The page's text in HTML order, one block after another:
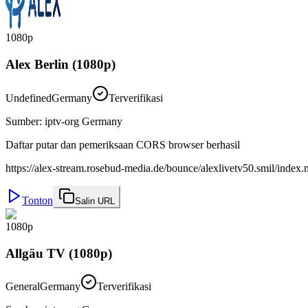
1080p
Alex Berlin (1080p)
UndefinedGermany
Terverifikasi
Sumber: iptv-org Germany
Daftar putar dan pemeriksaan CORS browser berhasil
https://alex-stream.rosebud-media.de/bounce/alexlivetv50.smil/
Tonton Salin URL
1080p
Allgäu TV (1080p)
GeneralGermany
Terverifikasi